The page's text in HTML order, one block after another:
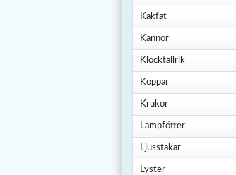
Kakfat
Kannor
Klocktallrik
Koppar
Krukor
Lampfötter
Ljusstakar
Lyster